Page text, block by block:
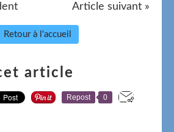
Article suivant »
Retour à l'accueil
article
Repost 0